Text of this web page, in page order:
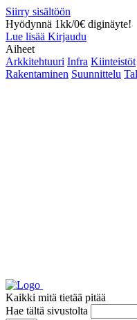
Siirry sisältöön
Hyödynnä 1kk/0€ diginäyte!
Lue lisää Kirjaudu
Aiheet
Arkkitehtuuri Infra Kiinteistöt
Rakentaminen Suunnittelu
Kaikki mitä tietää pitää
Hae tältä sivustolta